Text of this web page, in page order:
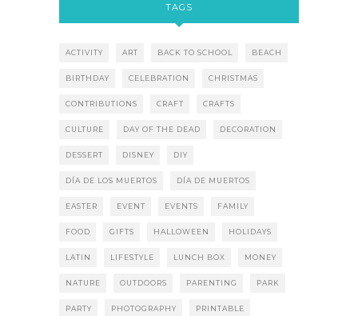
TAGS
ACTIVITY ART BACK TO SCHOOL BEACH
BIRTHDAY CELEBRATION CHRISTMAS
CONTRIBUTIONS CRAFT CRAFTS
CULTURE DAY OF THE DEAD DECORATION
DESSERT DISNEY DIY
DÍA DE LOS MUERTOS DÍA DE MUERTOS
EASTER EVENT EVENTS FAMILY
FOOD GIFTS HALLOWEEN HOLIDAYS
LATIN LIFESTYLE LUNCH BOX MONEY
NATURE OUTDOORS PARENTING PARK
PARTY PHOTOGRAPHY PRINTABLE